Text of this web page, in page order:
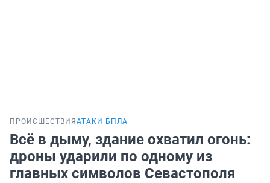
ПРОИСШЕСТВИЯ АТАКИ БПЛА
Всё в дыму, здание охватил огонь:
дроны ударили по одному из
главных символов Севастополя